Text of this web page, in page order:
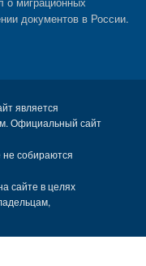
документов в России.
является
Официальный сайт
не собираются
сайте в целях